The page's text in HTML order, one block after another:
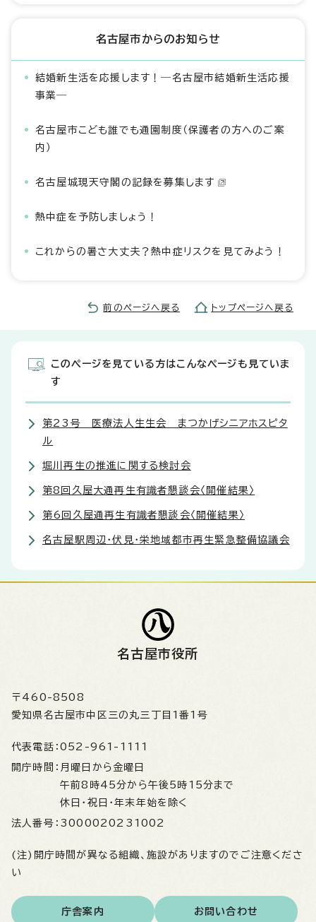
名古屋市からのお知らせ
結婚新生活を応援します！―名古屋市結婚新生活応援
事業―
名古屋市こども誰でも通園制度（保護者の方へのご案
内）
名古屋城現天守閣の記録を募集します
熱中症を予防しましょう！
これからの暑さ大丈夫？熱中症リスクを見てみよう！
前のページへ戻る トップページへ戻る
このページを見ている方はこんなページも見ていま
す
第23号 医療法人生生会 まつかげシニアホスピタ
ル
堀川再生の推進に関する検討会
第8回久屋大通再生有識者懇談会〈開催結果〉
第6回久屋通再生有識者懇談会〈開催結果〉
名古屋駅周辺・伏見・栄地域都市再生緊急整備協議会
名古屋市役所
〒460-8508
愛知県名古屋市中区三の丸三丁目1番1号
代表電話： 052-961-1111
開庁時間： 月曜日から金曜日
午前8時45分から午後5時15分まで
休日・祝日・年末年始を除く
法人番号： 3000020231002
(注)開庁時間が異なる組織、施設がありますのでご注意くださ
い
庁舎案内 お問い合わせ